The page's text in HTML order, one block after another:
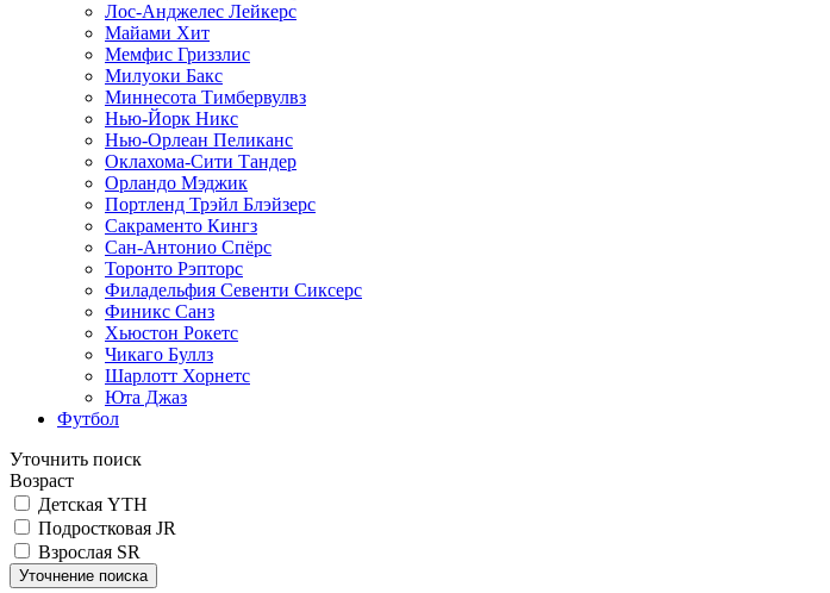
Лос-Анджелес Лейкерс
Майами Хит
Мемфис Гриззлис
Милуоки Бакс
Миннесота Тимбервулвз
Нью-Йорк Никс
Нью-Орлеан Пеликанс
Оклахома-Сити Тандер
Орландо Мэджик
Портленд Трэйл Блэйзерс
Сакраменто Кингз
Сан-Антонио Спёрс
Торонто Рэпторс
Филадельфия Севенти Сиксерс
Финикс Санз
Хьюстон Рокетс
Чикаго Буллз
Шарлотт Хорнетс
Юта Джаз
Футбол
Уточнить поиск
Возраст
Детская YTH
Подростковая JR
Взрослая SR
Уточнение поиска